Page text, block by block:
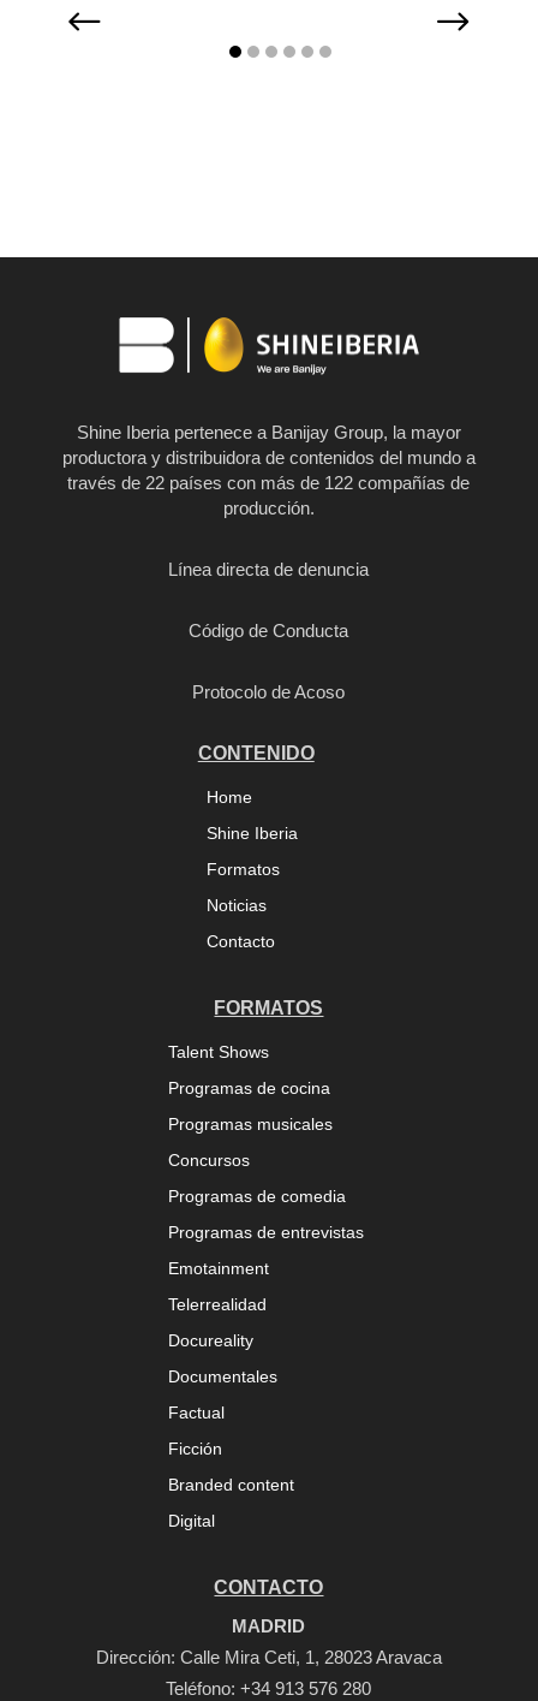
Shine Iberia pertenece a Banijay Group, la mayor
productora y distribuidora de contenidos del mundo a
través de 22 países con más de 122 compañías de
producción.
Línea directa de denuncia
Código de Conducta
Protocolo de Acoso
CONTENIDO
Home
Shine Iberia
Formatos
Noticias
Contacto
FORMATOS
Talent Shows
Programas de cocina
Programas musicales
Concursos
Programas de comedia
Programas de entrevistas
Emotainment
Telerrealidad
Docureality
Documentales
Factual
Ficción
Branded content
Digital
CONTACTO
MADRID
Dirección: Calle Mira Ceti, 1, 28023 Aravaca
Teléfono:+34 913 576 280